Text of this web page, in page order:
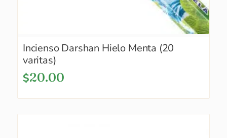
Incienso Darshan Hielo Menta (20
varitas)
$20.00